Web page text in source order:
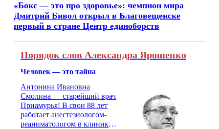
«Бокс — это про здоровье»: чемпион мира
Дмитрий Бивол открыл в Благовещенске
первый в стране Центр единоборств
Порядок слов Александра Ярошенко
Человек — это тайна
Антонина Ивановна
Смолина — старейший врач
Приамурья! В свои 88 лет
работает анестезиологом-
реаниматологом в клинике